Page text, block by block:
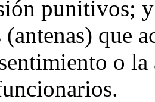
punitivos;
(antenas) que
o